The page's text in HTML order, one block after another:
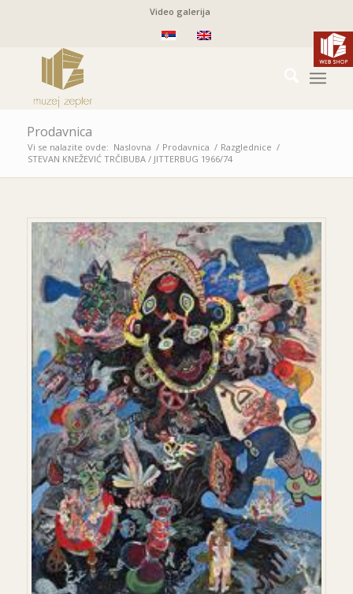
Video galerija
Prodavnica
Vi se nalazite ovde: Naslovna / Prodavnica / Razglednice /
STEVAN KNEŽEVIĆ TRČIBUBA / JITTERBUG 1966/74